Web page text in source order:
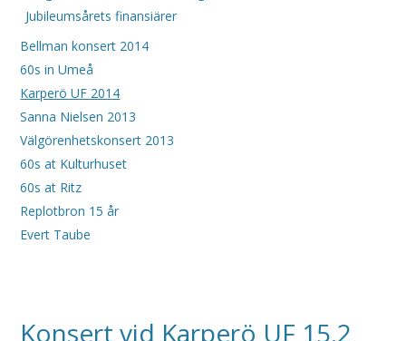
Jubileumsårets finansiärer
Bellman konsert 2014
60s in Umeå
Karperö UF 2014
Sanna Nielsen 2013
Välgörenhetskonsert 2013
60s at Kulturhuset
60s at Ritz
Replotbron 15 år
Evert Taube
Konsert vid Karperö UF 15.2